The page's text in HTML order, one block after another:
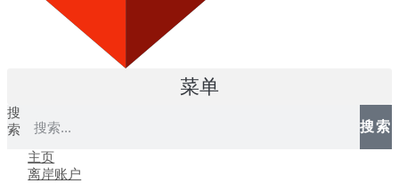
菜单
搜
索
搜索
主页
离岸账户